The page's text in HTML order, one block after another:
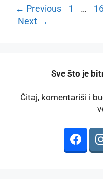
← Previous Page
1 …
Next →
️Sve što je
Čitaj, komentariši i